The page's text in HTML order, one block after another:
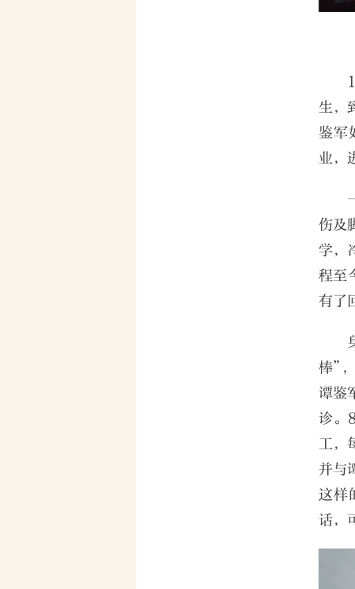
生，
鉴军
业，
伤及
学，
程至
有了
棒”
谭鉴
诊。
工，
并与
这样
话，